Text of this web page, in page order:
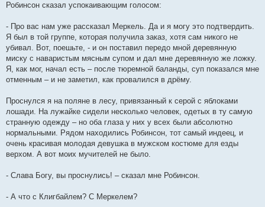
Робинсон сказал успокаивающим голосом:
- Про вас нам уже рассказал Меркель. Да и я могу это подтвердить.
Я был в той группе, которая получила заказ, хотя сам никого не
убивал. Вот, поешьте, - и он поставил передо мной деревянную
миску с наваристым мясным супом и дал мне деревянную же ложку.
Я, как мог, начал есть – после тюремной баланды, суп показался мне
отменным – и не заметил, как провалился в дрёму.
Проснулся я на поляне в лесу, привязанный к серой с яблоками
лошади. На лужайке сидели несколько человек, одетых в ту самую
странную одежду – но оба глаза у них у всех были абсолютно
нормальными. Рядом находились Робинсон, тот самый индеец, и
очень красивая молодая девушка в мужском костюме для езды
верхом. А вот моих мучителей не было.
- Слава Богу, вы проснулись! – сказал мне Робинсон.
- А что с Клигбайлем? С Меркелем?